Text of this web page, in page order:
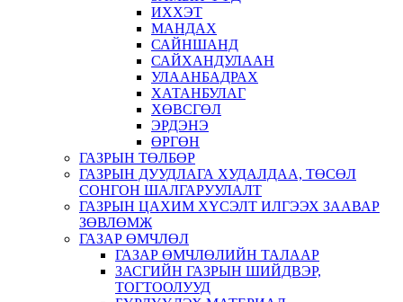
ИХХЭТ
МАНДАХ
САЙНШАНД
САЙХАНДУЛААН
УЛААНБАДРАХ
ХАТАНБУЛАГ
ХӨВСГӨЛ
ЭРДЭНЭ
ӨРГӨН
ГАЗРЫН ТӨЛБӨР
ГАЗРЫН ДУУДЛАГА ХУДАЛДАА, ТӨСӨЛ
СОНГОН ШАЛГАРУУЛАЛТ
ГАЗРЫН ЦАХИМ ХҮСЭЛТ ИЛГЭЭХ ЗААВАР
ЗӨВЛӨМЖ
ГАЗАР ӨМЧЛӨЛ
ГАЗАР ӨМЧЛӨЛИЙН ТАЛААР
ЗАСГИЙН ГАЗРЫН ШИЙДВЭР,
ТОГТООЛУУД